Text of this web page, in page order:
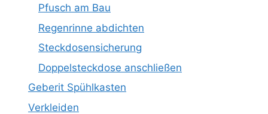
Pfusch am Bau
Regenrinne abdichten
Steckdosensicherung
Doppelsteckdose anschließen
Geberit Spühlkasten
Verkleiden